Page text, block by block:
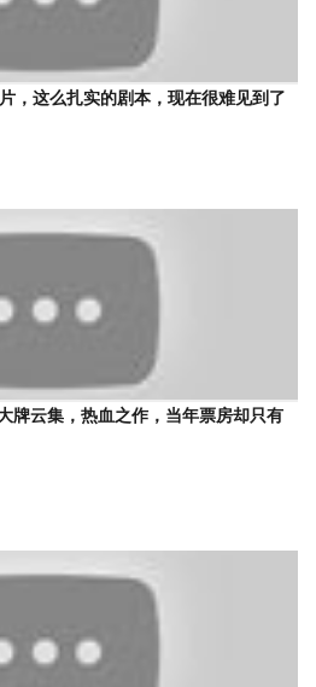
，这么扎实的剧本，现在很难见到了
牌云集，热血之作，当年票房却只有